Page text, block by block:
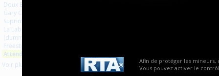
Afin de protéger les mineurs,
Vous pouvez activer le
Doux Baby
Gary Confort
Suprima
La Laborantine
(dummy plastic clothes)
Freestyle
Attends
Voir plus